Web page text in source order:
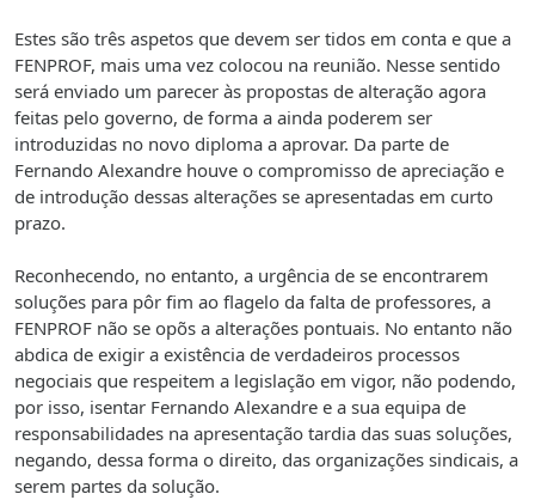
Estes são três aspetos que devem ser tidos em conta e que a
FENPROF, mais uma vez colocou na reunião. Nesse sentido
será enviado um parecer às propostas de alteração agora
feitas pelo governo, de forma a ainda poderem ser
introduzidas no novo diploma a aprovar. Da parte de
Fernando Alexandre houve o compromisso de apreciação e
de introdução dessas alterações se apresentadas em curto
prazo.
Reconhecendo, no entanto, a urgência de se encontrarem
soluções para pôr fim ao flagelo da falta de professores, a
FENPROF não se opõs a alterações pontuais. No entanto não
abdica de exigir a existência de verdadeiros processos
negociais que respeitem a legislação em vigor, não podendo,
por isso, isentar Fernando Alexandre e a sua equipa de
responsabilidades na apresentação tardia das suas soluções,
negando, dessa forma o direito, das organizações sindicais, a
serem partes da solução.